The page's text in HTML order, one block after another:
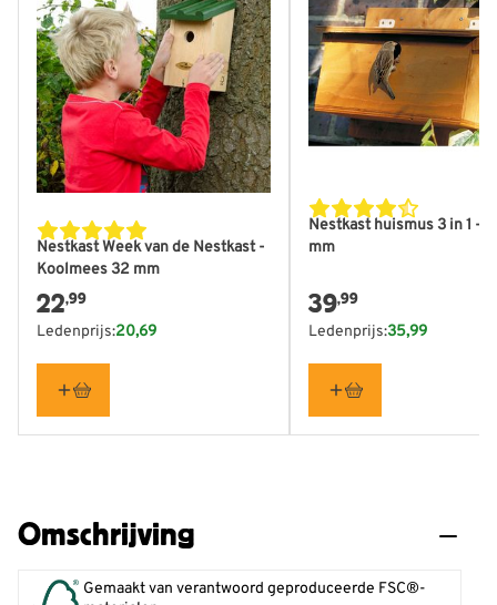
Nestkast Week van de Nestkast -
Koolmees 32 mm
22,99
Ledenprijs:20,69
Nestkast huismus 3 in 1 -
mm
39,99
Ledenprijs:35,99
Omschrijving
Gemaakt van verantwoord geproduceerde FSC®-